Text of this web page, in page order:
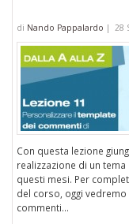
di Nando Pappalardo | 28
Con questa lezione
realizzazione di un
questi mesi. Per
del corso, oggi
commenti...